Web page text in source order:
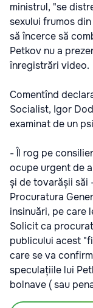
ministrul, "se
sexului frumos
să încerce să
Petkov nu a
înregistrări video.
Comentînd
Socialist, Igor
examinat de un
- Îl rog pe
ocupe urgent de
și de tovarășii săi
Procuratura
insinuări, pe care
Solicit ca
publicului acest
care se va
speculațiile lui
bolnave ( sau